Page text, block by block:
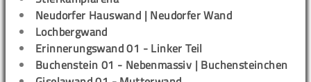
Neudorfer Hauswand | Neudorfer Wand
Lochbergwand
Erinnerungswand 01 - Linker Teil
Buchenstein 01 - Nebenmassiv | Buchensteinchen